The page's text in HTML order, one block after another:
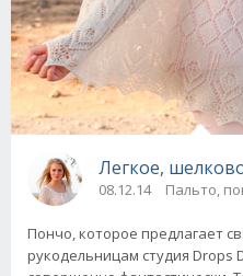
Легкое,
08.12.14 Пальто,
Пончо, которое предлагает
рукодельницам студия Drops